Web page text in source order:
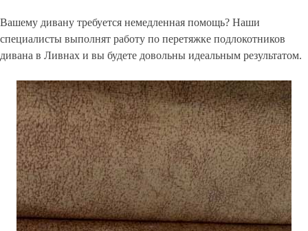
Вашему дивану требуется немедленная помощь? Наши
специалисты выполнят работу по перетяжке подлокотников
дивана в Ливнах и вы будете довольны идеальным результатом.